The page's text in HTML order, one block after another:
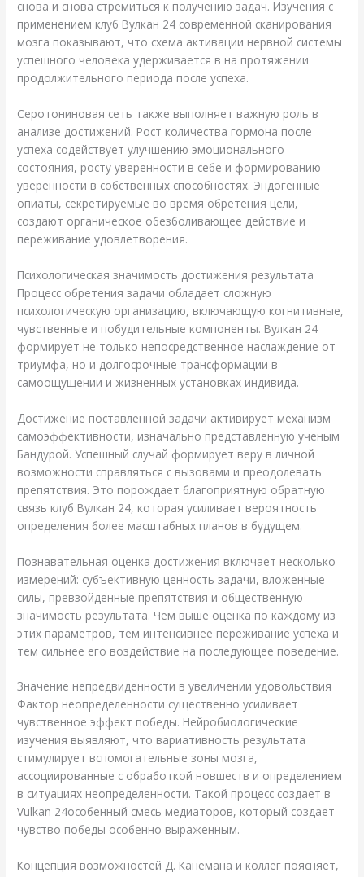
снова и снова стремиться к получению задач. Изучения с
применением клуб Вулкан 24 современной сканирования
мозга показывают, что схема активации нервной системы
успешного человека удерживается в на протяжении
продолжительного периода после успеха.
Серотониновая сеть также выполняет важную роль в
анализе достижений. Рост количества гормона после
успеха содействует улучшению эмоционального
состояния, росту уверенности в себе и формированию
уверенности в собственных способностях. Эндогенные
опиаты, секретируемые во время обретения цели,
создают органическое обезболивающее действие и
переживание удовлетворения.
Психологическая значимость достижения результата
Процесс обретения задачи обладает сложную
психологическую организацию, включающую когнитивные,
чувственные и побудительные компоненты. Вулкан 24
формирует не только непосредственное наслаждение от
триумфа, но и долгосрочные трансформации в
самоощущении и жизненных установках индивида.
Достижение поставленной задачи активирует механизм
самоэффективности, изначально представленную ученым
Бандурой. Успешный случай формирует веру в личной
возможности справляться с вызовами и преодолевать
препятствия. Это порождает благоприятную обратную
связь клуб Вулкан 24, которая усиливает вероятность
определения более масштабных планов в будущем.
Познавательная оценка достижения включает несколько
измерений: субъективную ценность задачи, вложенные
силы, превзойденные препятствия и общественную
значимость результата. Чем выше оценка по каждому из
этих параметров, тем интенсивнее переживание успеха и
тем сильнее его воздействие на последующее поведение.
Значение непредвиденности в увеличении удовольствия
Фактор неопределенности существенно усиливает
чувственное эффект победы. Нейробиологические
изучения выявляют, что вариативность результата
стимулирует вспомогательные зоны мозга,
ассоциированные с обработкой новшеств и определением
в ситуациях неопределенности. Такой процесс создает в
Vulkan 24особенный смесь медиаторов, который создает
чувство победы особенно выраженным.
Концепция возможностей Д. Канемана и коллег поясняет,